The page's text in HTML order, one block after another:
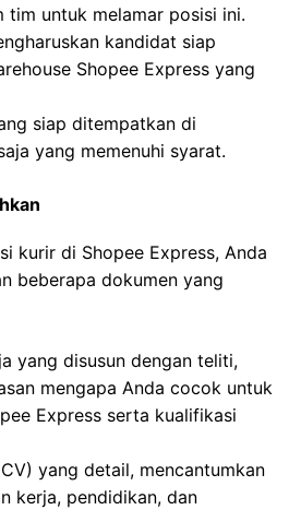
tim untuk melamar posisi ini.
kandidat siap
Shopee Express yang
siap ditempatkan di
yang memenuhi syarat.
kurir di Shopee Express, Anda
beberapa dokumen yang
yang disusun dengan teliti,
mengapa Anda cocok untuk
Express serta kualifikasi
yang detail, mencantumkan
kerja, pendidikan, dan